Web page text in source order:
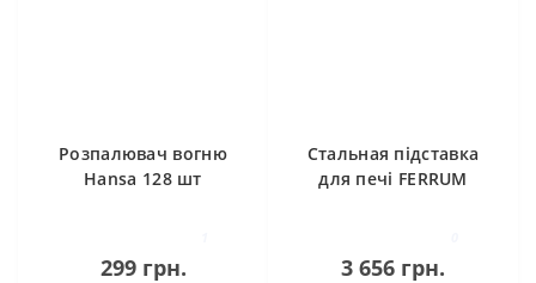
Розпалювач вогню
Hansa 128 шт
299 грн.
Стальная підставка
для печі FERRUM
3 656 грн.